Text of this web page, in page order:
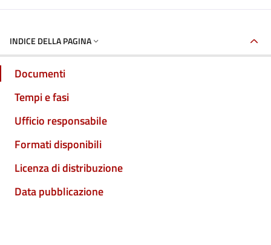
INDICE DELLA PAGINA
Documenti
Tempi e fasi
Ufficio responsabile
Formati disponibili
Licenza di distribuzione
Data pubblicazione